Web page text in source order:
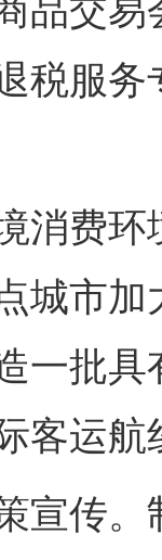
品交
税服
费环
城市
一批
客运
传。